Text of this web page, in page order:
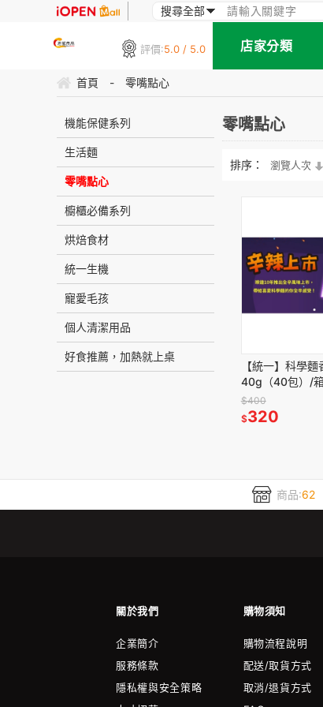
評價:5.0 / 5.0 店家分類
首頁 - 零嘴點心
機能保健系列
生活麵
零嘴點心
櫥櫃必備系列
烘焙食材
統一生機
寵愛毛孩
個人清潔用品
好食推薦，加熱就上桌
零嘴點心
排序： 瀏覽人次
【統一】科學
40g（40包）/
$400
$320
商品:62
關於我們 購物須知
企業簡介
服務條款
隱私權與安全策略
購物流程說明
配送/取貨方式
取消/退貨方式